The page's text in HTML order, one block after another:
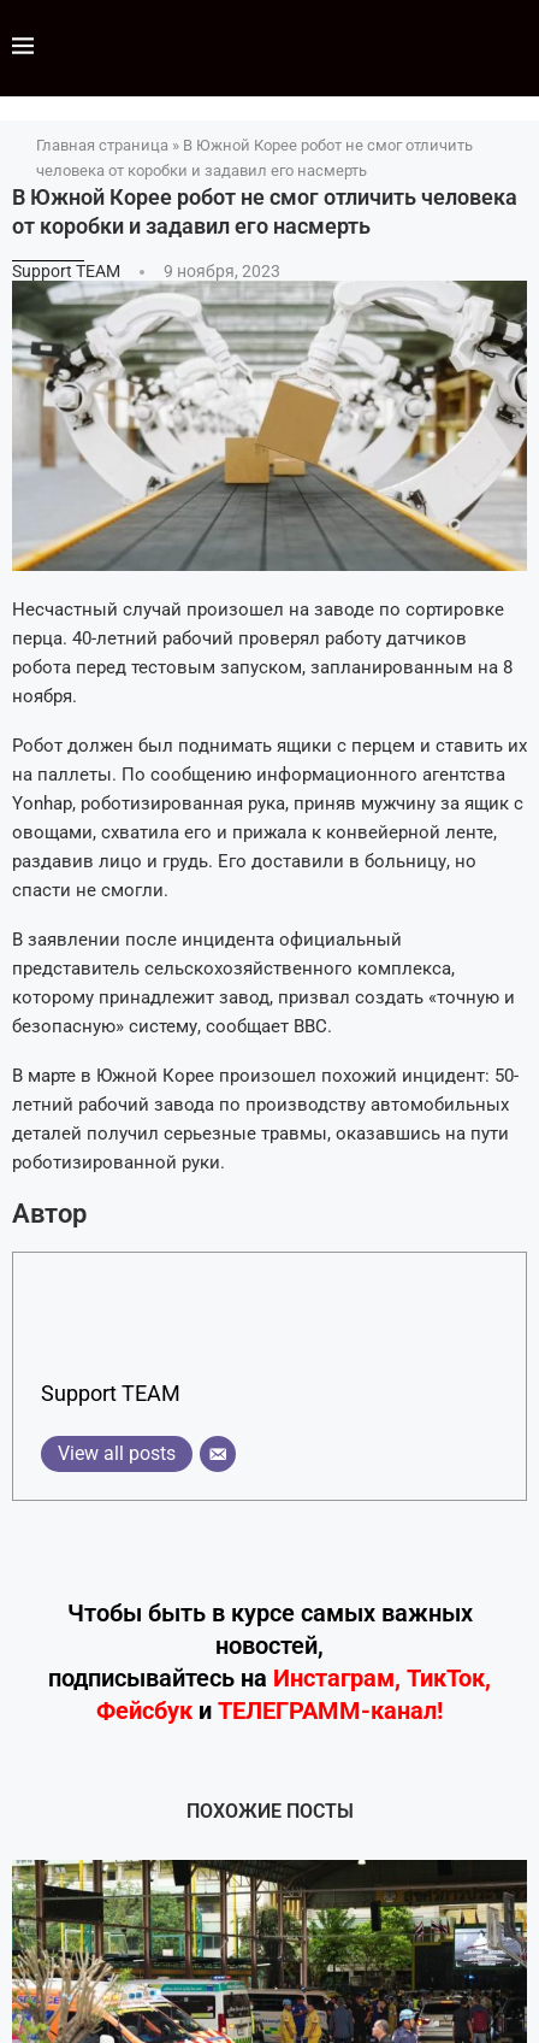
Главная страница » В Южной Корее робот не смог отличить
человека от коробки и задавил его насмерть
В Южной Корее робот не смог отличить человека
от коробки и задавил его насмерть
Support TEAM 9 ноября, 2023
Несчастный случай произошел на заводе по сортировке
перца. 40-летний рабочий проверял работу датчиков
робота перед тестовым запуском, запланированным на 8
ноября.
Робот должен был поднимать ящики с перцем и ставить их
на паллеты. По сообщению информационного агентства
Yonhap, роботизированная рука, приняв мужчину за ящик с
овощами, схватила его и прижала к конвейерной ленте,
раздавив лицо и грудь. Его доставили в больницу, но
спасти не смогли.
В заявлении после инцидента официальный
представитель сельскохозяйственного комплекса,
которому принадлежит завод, призвал создать «точную и
безопасную» систему, сообщает ВВС.
В марте в Южной Корее произошел похожий инцидент: 50-
летний рабочий завода по производству автомобильных
деталей получил серьезные травмы, оказавшись на пути
роботизированной руки.
Автор
Support TEAM
View all posts
Чтобы быть в курсе самых важных
новостей,
подписывайтесь на Инстаграм, ТикТок,
Фейсбук и ТЕЛЕГРАММ-канал!
ПОХОЖИЕ ПОСТЫ